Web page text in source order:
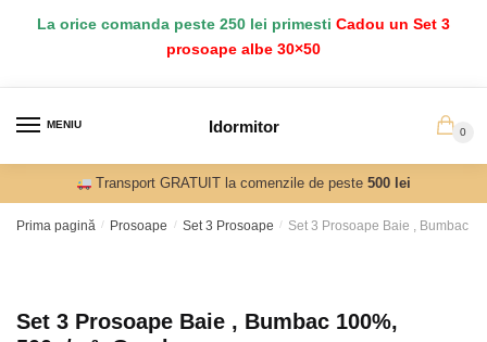
La orice comanda peste 250 lei primesti Cadou un Set 3
prosoape albe 30×50
MENIU Idormitor 0
Transport GRATUIT la comenzile de peste500 lei
Prima pagină / Prosoape / Set 3 Prosoape / Set 3 Prosoape Baie , Bumbac
Set 3 Prosoape Baie , Bumbac 100%,